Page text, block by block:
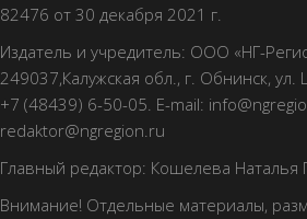
82476 от 30 декабря 2021 г.
Издатель и учредитель: ООО «НГ-
249037,Калужская обл., г. Обнинск,
+7 (48439) 6-50-05. E-mail:
redaktor@ngregion.ru
Главный редактор: Кошелева Наталья
Внимание! Отдельные материалы,